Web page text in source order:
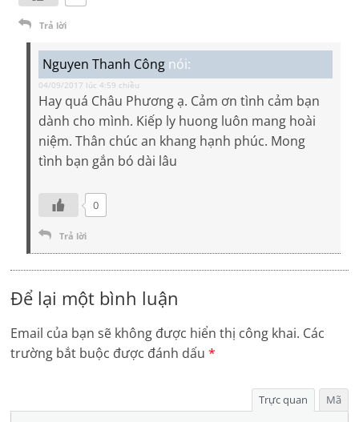
Trả lời
Nguyen Thanh Công nói:
04/09/2017 lúc 4:59 chiều
Hay quá Châu Phương ạ. Cảm ơn tình cảm bạn
dành cho mình. Kiếp ly huong luôn mang hoài
niệm. Thân chúc an khang hạnh phúc. Mong
tình bạn gắn bó dài lâu
0
Trả lời
Để lại một bình luận
Email của bạn sẽ không được hiển thị công khai. Các
trường bắt buộc được đánh dấu*
Trực quan Mã